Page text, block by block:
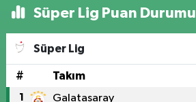
Süper Lig Puan Durumu
Süper Lig
# Takım
1 Galatasaray